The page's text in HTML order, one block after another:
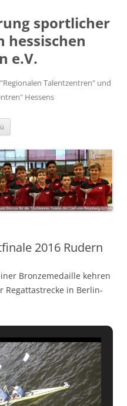
sportlicher
hessischen
e.V.
Talentzentren" und
Hessens
2016 Rudern
Bronzemedaille kehren
Regattastrecke in Berlin-